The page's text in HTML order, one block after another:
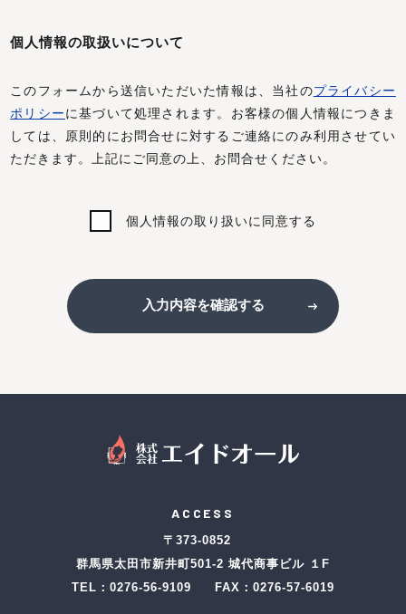
個人情報の取扱いについて
このフォームから送信いただいた情報は、当社のプライバシー
ポリシーに基づいて処理されます。お客様の個人情報につきま
しては、原則的にお問合せに対するご連絡にのみ利用させてい
ただきます。上記にご同意の上、お問合せください。
個人情報の取り扱いに同意する
入力内容を確認する
ACCESS
〒373-0852
群馬県太田市新井町501-2 城代商事ビル １F
TEL： 0276-56-9109 FAX：0276-57-6019